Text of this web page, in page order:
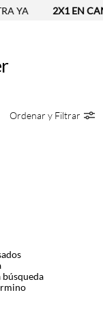
YA 2X1 EN
Ordenar y Filtrar